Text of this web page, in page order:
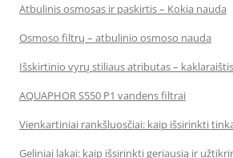
Atbulinis osmosas ir paskirtis – Kokia nauda
Osmoso filtrų – atbulinio osmoso nauda
Išskirtinio vyrų stiliaus atributas – kaklaraištis
AQUAPHOR S550 P1 vandens filtrai
Vienkartiniai rankšluosčiai: kaip išsirinkti
Geliniai lakai: kaip išsirinkti geriausią ir